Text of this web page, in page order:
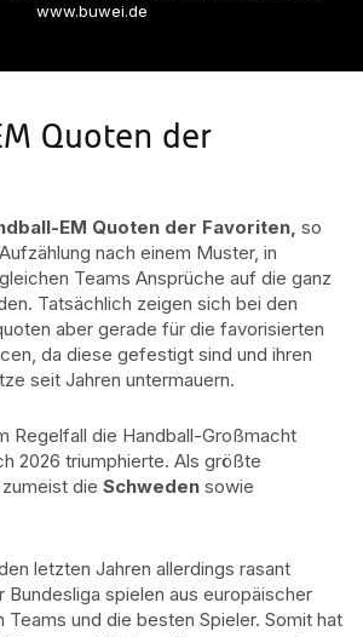
www.buwei.de
Quoten der
EM Quoten der Favoriten, so
nach einem Muster, in
Teams Ansprüche auf die ganz
Tatsächlich zeigen sich bei den
aber gerade für die favorisierten
da diese gefestigt sind und ihren
seit Jahren untermauern.
Regelfall die Handball-Großmacht
2026 triumphierte. Als größte
die Schweden sowie
letzten Jahren allerdings rasant
Bundesliga spielen aus europäischer
und die besten Spieler. Somit hat